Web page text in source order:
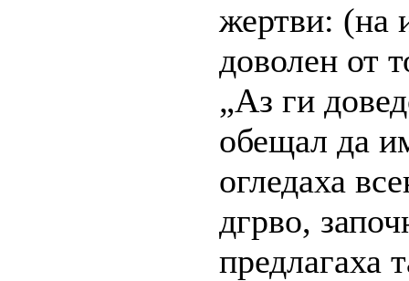
жертви: (на
доволен от
„Аз ги
обещал да
огледаха
дгрво,
предлагаха